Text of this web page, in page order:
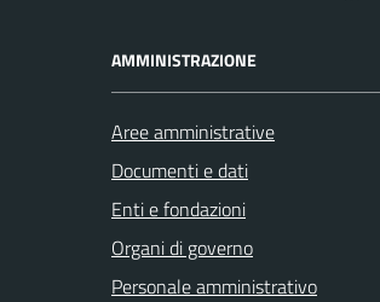
AMMINISTRAZIONE
Aree amministrative
Documenti e dati
Enti e fondazioni
Organi di governo
Personale amministrativo